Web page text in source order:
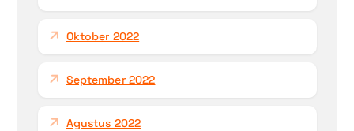
Oktober 2022
September 2022
Agustus 2022